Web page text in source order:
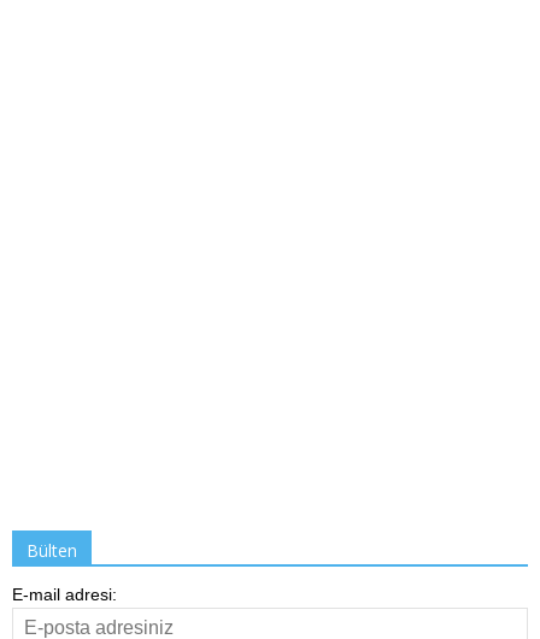
Bülten
E-mail adresi: